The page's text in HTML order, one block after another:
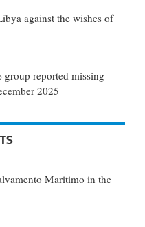
against the wishes of
group reported missing
2025
Maritimo in the